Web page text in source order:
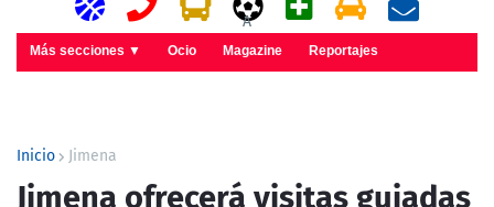
A
Más secciones ▼ Ocio Magazine Reportajes
Inicio Jimena
Jimena ofrecerá visitas guiadas